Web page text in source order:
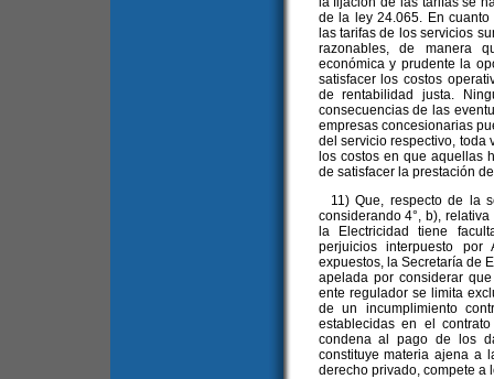
de la ley 24.065. En
las tarifas de los servicios
razonables, de manera
económica y prudente la
satisfacer los costos
de rentabilidad justa.
consecuencias de las
empresas concesionarias
del servicio respectivo, toda
los costos en que aquellas
de satisfacer la prestación
11) Que, respecto de la
considerando 4°, b),
la Electricidad tiene
perjuicios interpuesto
expuestos, la Secretaría de
apelada por considerar
ente regulador se limita
de un incumplimiento
establecidas en el
condena al pago de los
constituye materia ajena a
derecho privado, compete a